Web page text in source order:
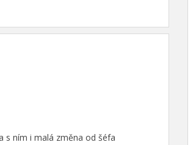
s ním i malá změna od šéfa